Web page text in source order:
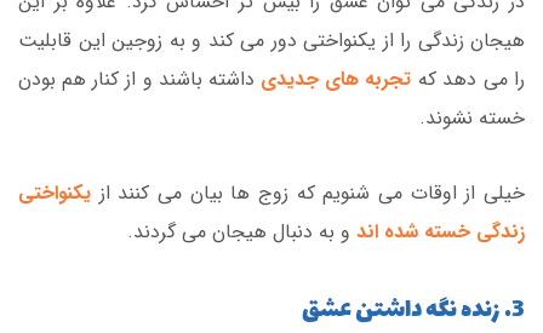
هیجان زندگی را از یکنواختی دور می کند و به زوجین این قابلیت
را می دهد که تجربه های جدیدی داشته باشند و از کنار هم بودن
خسته نشوند.
خیلی از اوقات می شنویم که زوج ها بیان می کنند از یکنواختی
زندگی خسته شده اند و به دنبال هیجان می گردند.
3. زنده نگه داشتن عشق